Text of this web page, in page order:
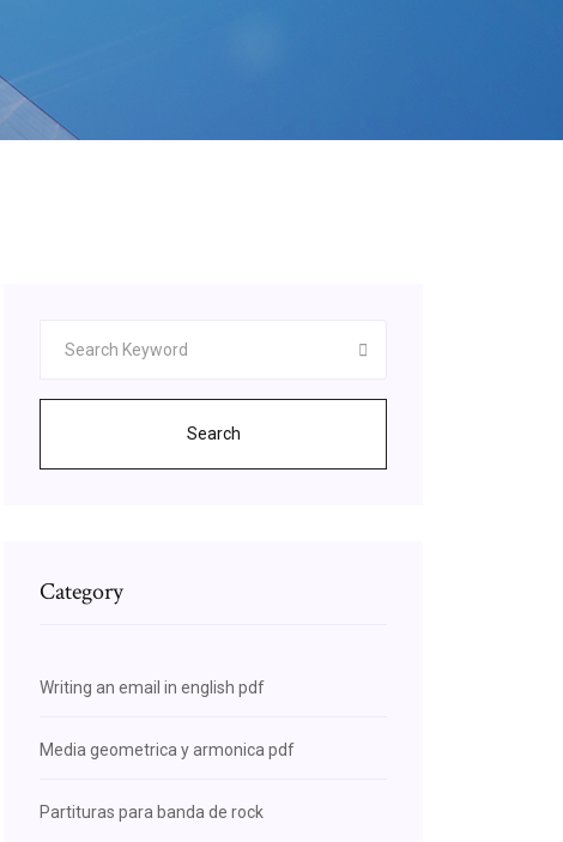
Search
Category
Writing an email in english pdf
Media geometrica y armonica pdf
Partituras para banda de rock